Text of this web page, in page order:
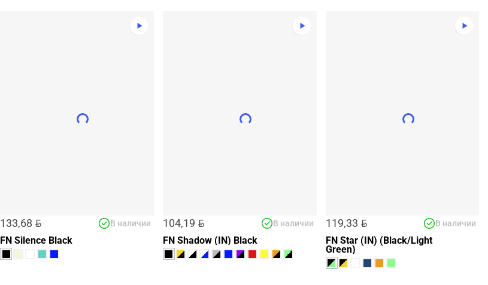
133,68 BYN В наличии
FN Silence Black
104,19 BYN В наличии
FN Shadow (IN) Black
119,33 BYN В наличии
FN Star (IN) (Black/Light
Green)